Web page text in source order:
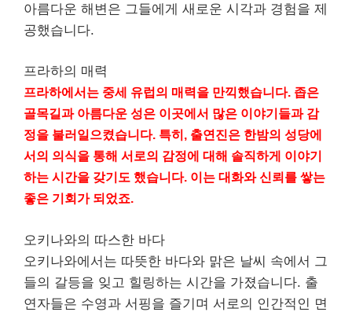
아름다운 해변은 그들에게 새로운 시각과 경험을 제
공했습니다.
프라하의 매력
프라하에서는 중세 유럽의 매력을 만끽했습니다. 좁은
골목길과 아름다운 성은 이곳에서 많은 이야기들과 감
정을 불러일으켰습니다. 특히, 출연진은 한밤의 성당에
서의 의식을 통해 서로의 감정에 대해 솔직하게 이야기
하는 시간을 갖기도 했습니다. 이는 대화와 신뢰를 쌓는
좋은 기회가 되었죠.
오키나와의 따스한 바다
오키나와에서는 따뜻한 바다와 맑은 날씨 속에서 그
들의 갈등을 잊고 힐링하는 시간을 가졌습니다. 출
연자들은 수영과 서핑을 즐기며 서로의 인간적인 면